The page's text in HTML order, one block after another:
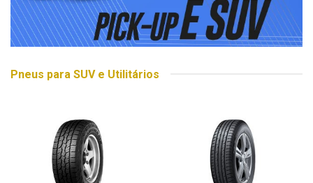
Pneus para SUV e Utilitários